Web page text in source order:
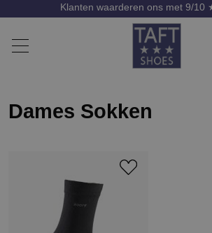
Klanten waarderen ons met 9/
Dames Sokken